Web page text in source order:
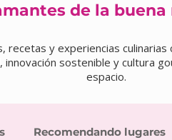
de la buena
recetas y experiencias culinarias
innovación sostenible y cultura
espacio.
Recomendando lugares